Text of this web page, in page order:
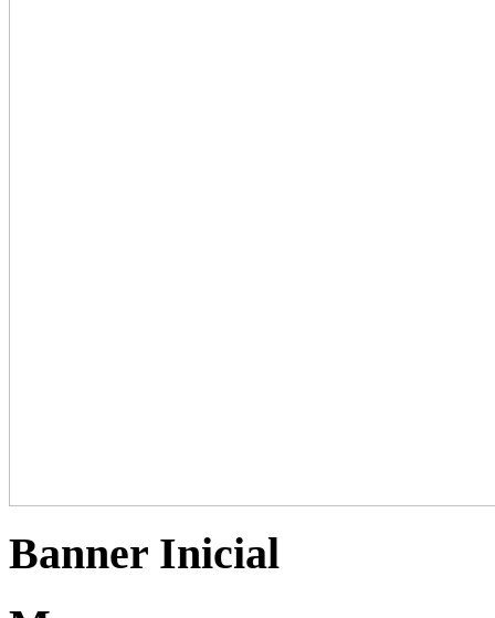
Banner Inicial